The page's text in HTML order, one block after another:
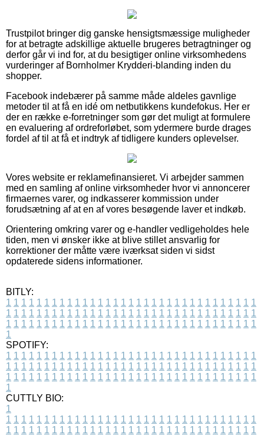
Trustpilot bringer dig ganske hensigtsmæssige muligheder
for at betragte adskillige aktuelle brugeres betragtninger og
derfor går vi ind for, at du besigtiger online virksomhedens
vurderinger af Bornholmer Krydderi-blanding inden du
shopper.
Facebook indebærer på samme måde aldeles gavnlige
metoder til at få en idé om netbutikkens kundefokus. Her er
der en række e-forretninger som gør det muligt at formulere
en evaluering af ordreforløbet, som ydermere burde drages
fordel af til at få et indtryk af tidligere kunders oplevelser.
Vores website er reklamefinansieret. Vi arbejder sammen
med en samling af online virksomheder hvor vi annoncerer
firmaernes varer, og indkasserer kommission under
forudsætning af at en af vores besøgende laver et indkøb.
Orientering omkring varer og e-handler vedligeholdes hele
tiden, men vi ønsker ikke at blive stillet ansvarlig for
korrektioner der måtte være iværksat siden vi sidst
opdaterede sidens informationer.
BITLY:
1 1 1 1 1 1 1 1 1 1 1 1 1 1 1 1 1 1 1 1 1 1 1 1 1 1 1 1 1 1 1 1 1
1 1 1 1 1 1 1 1 1 1 1 1 1 1 1 1 1 1 1 1 1 1 1 1 1 1 1 1 1 1 1 1 1
1 1 1 1 1 1 1 1 1 1 1 1 1 1 1 1 1 1 1 1 1 1 1 1 1 1 1 1 1 1 1 1 1
1
SPOTIFY:
1 1 1 1 1 1 1 1 1 1 1 1 1 1 1 1 1 1 1 1 1 1 1 1 1 1 1 1 1 1 1 1 1
1 1 1 1 1 1 1 1 1 1 1 1 1 1 1 1 1 1 1 1 1 1 1 1 1 1 1 1 1 1 1 1 1
1 1 1 1 1 1 1 1 1 1 1 1 1 1 1 1 1 1 1 1 1 1 1 1 1 1 1 1 1 1 1 1 1
1
CUTTLY BIO:
1
1 1 1 1 1 1 1 1 1 1 1 1 1 1 1 1 1 1 1 1 1 1 1 1 1 1 1 1 1 1 1 1 1
1 1 1 1 1 1 1 1 1 1 1 1 1 1 1 1 1 1 1 1 1 1 1 1 1 1 1 1 1 1 1 1 1